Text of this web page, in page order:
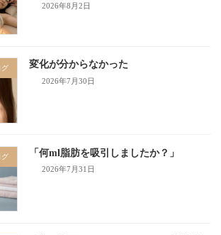
2026年8月2日
グ 変化が分からなかった
2026年7月30日
グ 「何ml脂肪を吸引しましたか？」
2026年7月31日